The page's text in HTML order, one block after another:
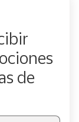
de